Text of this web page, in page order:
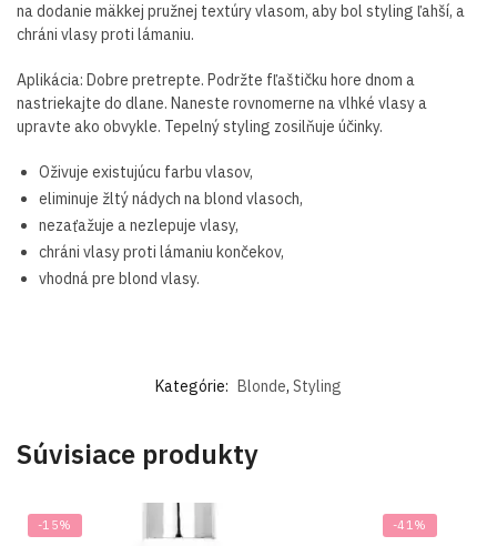
na dodanie mäkkej pružnej textúry vlasom, aby bol styling ľahší, a
chráni vlasy proti lámaniu.
Aplikácia: Dobre pretrepte. Podržte fľaštičku hore dnom a
nastriekajte do dlane. Naneste rovnomerne na vlhké vlasy a
upravte ako obvykle. Tepelný styling zosilňuje účinky.
Oživuje existujúcu farbu vlasov,
eliminuje žltý nádych na blond vlasoch,
nezaťažuje a nezlepuje vlasy,
chráni vlasy proti lámaniu končekov,
vhodná pre blond vlasy.
Kategórie: Blonde, Styling
Súvisiace produkty
-15% -41%